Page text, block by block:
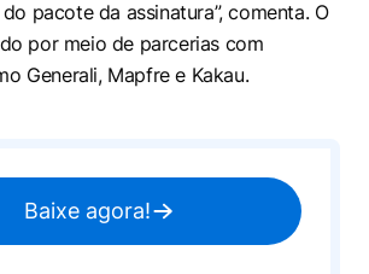
pacote da assinatura”, comenta. O
por meio de parcerias com
Generali, Mapfre e Kakau.
Baixe agora!